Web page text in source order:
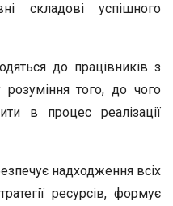
складові успішного
до працівників з
того, до чого
в процес реалізації
надходження всіх
ресурсів, формує